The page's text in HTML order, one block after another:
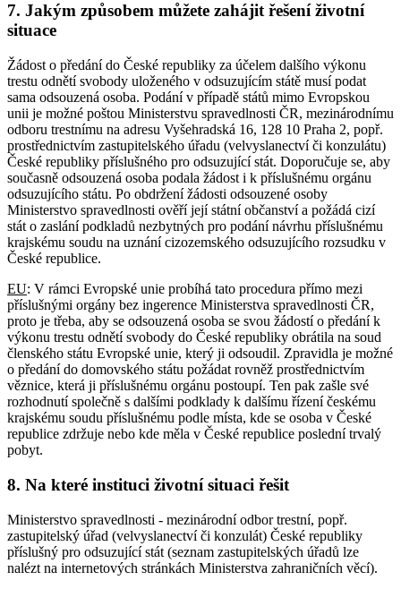
7. Jakým způsobem můžete zahájit řešení životní
situace
Žádost o předání do České republiky za účelem dalšího výkonu
trestu odnětí svobody uloženého v odsuzujícím státě musí podat
sama odsouzená osoba. Podání v případě států mimo Evropskou
unii je možné poštou Ministerstvu spravedlnosti ČR, mezinárodnímu
odboru trestnímu na adresu Vyšehradská 16, 128 10 Praha 2, popř.
prostřednictvím zastupitelského úřadu (velvyslanectví či konzulátu)
České republiky příslušného pro odsuzující stát. Doporučuje se, aby
současně odsouzená osoba podala žádost i k příslušnému orgánu
odsuzujícího státu. Po obdržení žádosti odsouzené osoby
Ministerstvo spravedlnosti ověří její státní občanství a požádá cizí
stát o zaslání podkladů nezbytných pro podání návrhu příslušnému
krajskému soudu na uznání cizozemského odsuzujícího rozsudku v
České republice.
EU: V rámci Evropské unie probíhá tato procedura přímo mezi
příslušnými orgány bez ingerence Ministerstva spravedlnosti ČR,
proto je třeba, aby se odsouzená osoba se svou žádostí o předání k
výkonu trestu odnětí svobody do České republiky obrátila na soud
členského státu Evropské unie, který ji odsoudil. Zpravidla je možné
o předání do domovského státu požádat rovněž prostřednictvím
věznice, která ji příslušnému orgánu postoupí. Ten pak zašle své
rozhodnutí společně s dalšími podklady k dalšímu řízení českému
krajskému soudu příslušnému podle místa, kde se osoba v České
republice zdržuje nebo kde měla v České republice poslední trvalý
pobyt.
8. Na které instituci životní situaci řešit
Ministerstvo spravedlnosti - mezinárodní odbor trestní, popř.
zastupitelský úřad (velvyslanectví či konzulát) České republiky
příslušný pro odsuzující stát (seznam zastupitelských úřadů lze
nalézt na internetových stránkách Ministerstva zahraničních věcí).